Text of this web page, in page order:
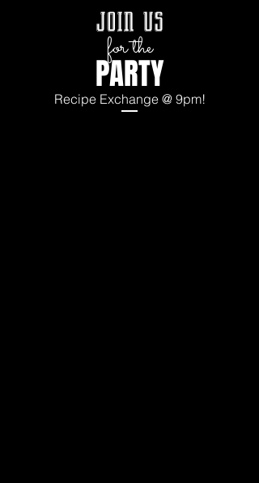
join us
for the
PARTY
Recipe Exchange @ 9pm!